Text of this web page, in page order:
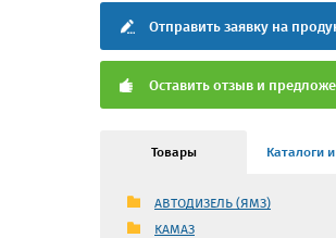
Отправить заявку на
Оставить отзыв и
Товары Каталоги
АВТОДИЗЕЛЬ (ЯМЗ)
КАМАЗ